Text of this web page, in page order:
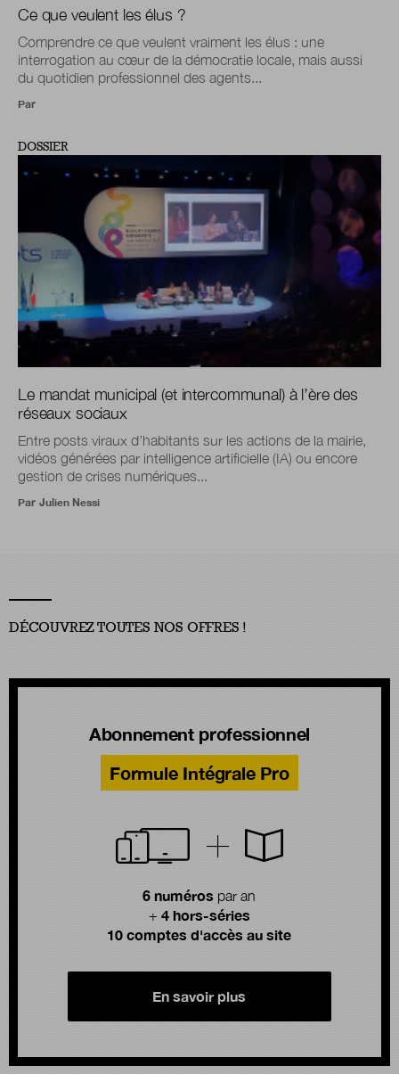
Ce que veulent les élus ?
Comprendre ce que veulent vraiment les élus : une
interrogation au cœur de la démocratie locale, mais aussi
du quotidien professionnel des agents...
Par
DOSSIER
Le mandat municipal (et intercommunal) à l’ère des
réseaux sociaux
Entre posts viraux d’habitants sur les actions de la mairie,
vidéos générées par intelligence artificielle (IA) ou encore
gestion de crises numériques...
Par Julien Nessi
DÉCOUVREZ TOUTES NOS OFFRES !
Abonnement professionnel
Formule Intégrale Pro
6 numéros par an
+ 4 hors-séries
10 comptes d'accès au site
En savoir plus